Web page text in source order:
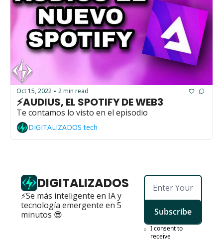
Oct 15, 2022 • 2 min read
Te contamos lo visto en el episodio
DIGITALIZADOS tech
DIGITALIZADOS
⚡Se más inteligente en IA y
tecnología emergente en 5
minutos 😎
Subscribe
I consent to
receive